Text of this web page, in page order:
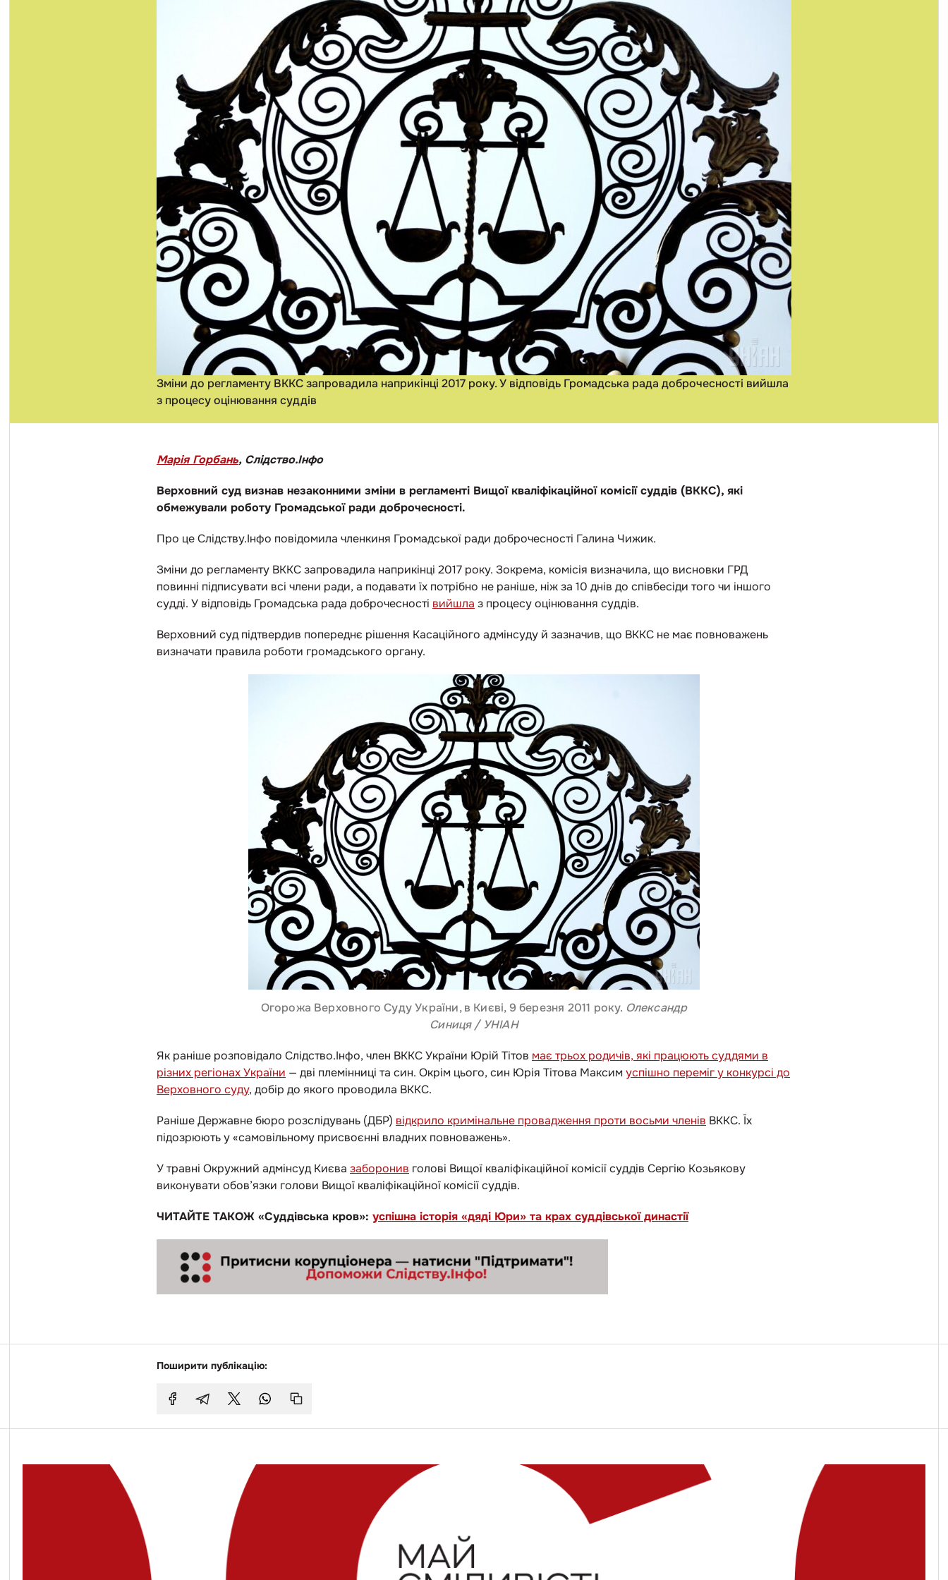
Зміни до регламенту ВККС запровадила наприкінці 2017 року. У відповідь Громадська рада доброчесності вийшла
з процесу оцінювання суддів
Марія Горбань, Слідство.Інфо
Верховний суд визнав незаконними зміни в регламенті Вищої кваліфікаційної комісії суддів (ВККС), які
обмежували роботу Громадської ради доброчесності.
Про це Слідству.Інфо повідомила членкиня Громадської ради доброчесності Галина Чижик.
Зміни до регламенту ВККС запровадила наприкінці 2017 року. Зокрема, комісія визначила, що висновки ГРД
повинні підписувати всі члени ради, а подавати їх потрібно не раніше, ніж за 10 днів до співбесіди того чи іншого
судді. У відповідь Громадська рада доброчесності вийшла з процесу оцінювання суддів.
Верховний суд підтвердив попереднє рішення Касаційного адмінсуду й зазначив, що ВККС не має повноважень
визначати правила роботи громадського органу.
Огорожа Верховного Суду України, в Києві, 9 березня 2011 року. Олександр
Синиця / УНІАН
Як раніше розповідало Слідство.Інфо, член ВККС України Юрій Тітов має трьох родичів, які працюють суддями в
різних регіонах України — дві племінниці та син. Окрім цього, син Юрія Тітова Максимуспішно переміг у конкурсі до
Верховного суду, добір до якого проводила ВККС.
Раніше Державне бюро розслідувань (ДБР) відкрило кримінальне провадження проти восьми членів ВККС. Їх
підозрюють у «самовільному присвоєнні владних повноважень».
У травні Окружний адмінсуд Києва заборонив голові Вищої кваліфікаційної комісії суддів Сергію Козьякову
виконувати обов’язки голови Вищої кваліфікаційної комісії суддів.
ЧИТАЙТЕ ТАКОЖ «Суддівська кров»: успішна історія «дяді Юри» та крах суддівської династії
Поширити публікацію: